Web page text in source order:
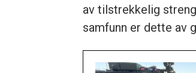
av tilstrekkelig
samfunn er dette av